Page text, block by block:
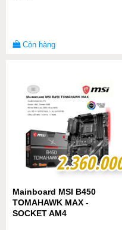
Còn hàng
Mainboard MSI B450
TOMAHAWK MAX -
SOCKET AM4